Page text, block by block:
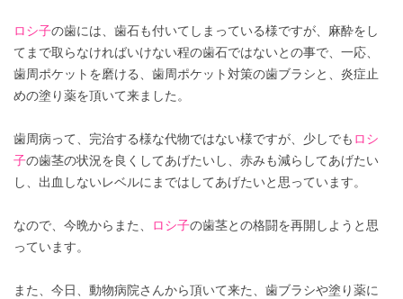
ロシ子の歯には、歯石も付いてしまっている様ですが、麻酔をし
てまで取らなければいけない程の歯石ではないとの事で、一応、
歯周ポケットを磨ける、歯周ポケット対策の歯ブラシと、炎症止
めの塗り薬を頂いて来ました。
歯周病って、完治する様な代物ではない様ですが、少しでも ロシ
子の歯茎の状況を良くしてあげたいし、赤みも減らしてあげたい
し、出血しないレベルにまではしてあげたいと思っています。
なので、今晩からまた、 ロシ子の歯茎との格闘を再開しようと思
っています。
また、今日、動物病院さんから頂いて来た、歯ブラシや塗り薬に